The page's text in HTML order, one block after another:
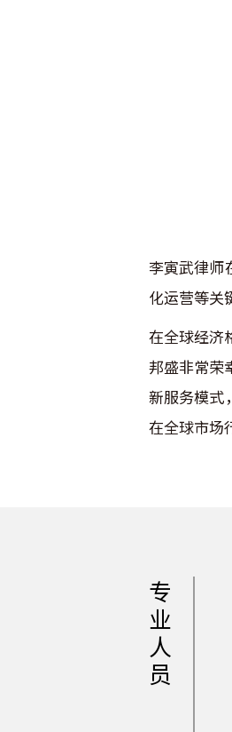
李寅武律师
化运营等关
在全球经济
邦盛非常荣
新服务模式
在全球市场
专
业
人
员